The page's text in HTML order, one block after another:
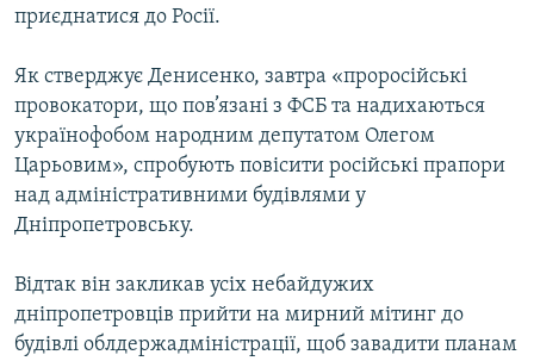
Усі сайти RFE/RL
приєднатися до Росії.
Як стверджує Денисенко, завтра «проросійські
провокатори, що пов’язані з ФСБ та надихаються
українофобом народним депутатом Олегом
Царьовим», спробують повісити російські прапори
над адміністративними будівлями у
Дніпропетровську.
Відтак він закликав усіх небайдужих
дніпропетровців прийти на мирний мітинг до
будівлі облдержадміністрації, щоб завадити планам